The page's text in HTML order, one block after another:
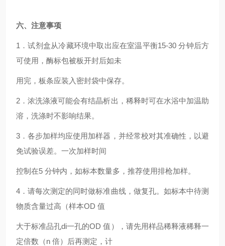
六、注意事项
1．试剂盒从冷藏环境中取出应在室温平衡15-30 分钟后方
可使用，酶标包被板开封后如未
用完，板条应装入密封袋中保存。
2．浓洗涤液可能会有结晶析出，稀释时可在水浴中加温助
溶，洗涤时不影响结果。
3．各步加样均应使用加样器，并经常校对其准确性，以避
免试验误差。一次加样时间
控制在5 分钟内，如标本数量多，推荐使用排枪加样。
4．请每次测定的同时做标准曲线，做复孔。如标本中待测
物质含量过高（样本OD 值
大于标准品孔di一孔的OD 值），请先用样品稀释液稀释一
定倍数（n 倍）后再测定，计